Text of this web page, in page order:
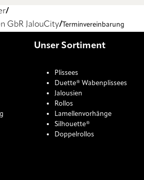
GbR JalouCity
Terminvereinbarung
Unser Sortiment
Plissees
Duette® Wabenplissees
Jalousien
Rollos
Lamellenvorhänge
Silhouette®
Doppelrollos